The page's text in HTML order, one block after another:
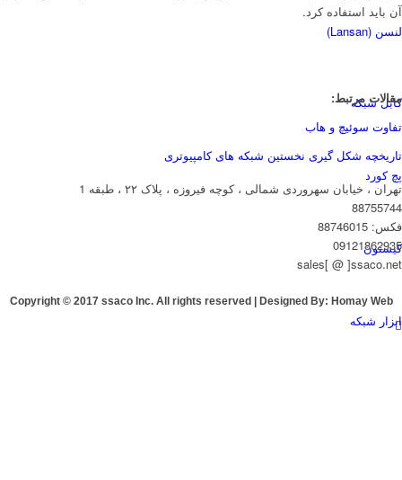
لنسن (Lansan)
کابل شبکه
پچ کورد
کیستون
ابزار شبکه
آن باید استفاده کرد.
مقالات مرتبط:
تفاوت سوئیچ و هاب
تاریخچه شکل گیری نخستین شبکه های کامپیوتری
تهران ، خیابان سهروردی شمالی ، کوچه فیروزه ، پلاک ۲۲ ، طبقه 1
88755744
فکس: 88746015
09121862935
sales[ @ ]ssaco.net
Copyright © 2017 ssaco Inc. All rights reserved | Designed By: Homay Web